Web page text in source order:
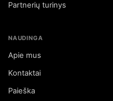
Partnerių turinys
NAUDINGA
Apie mus
Kontaktai
Paieška